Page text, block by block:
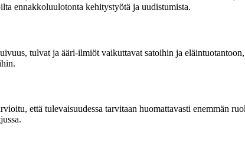
ennakkoluulotonta kehitystyötä ja uudistumista.
tulvat ja ääri-ilmiöt vaikuttavat satoihin ja
että tulevaisuudessa tarvitaan huomattavasti enemmän